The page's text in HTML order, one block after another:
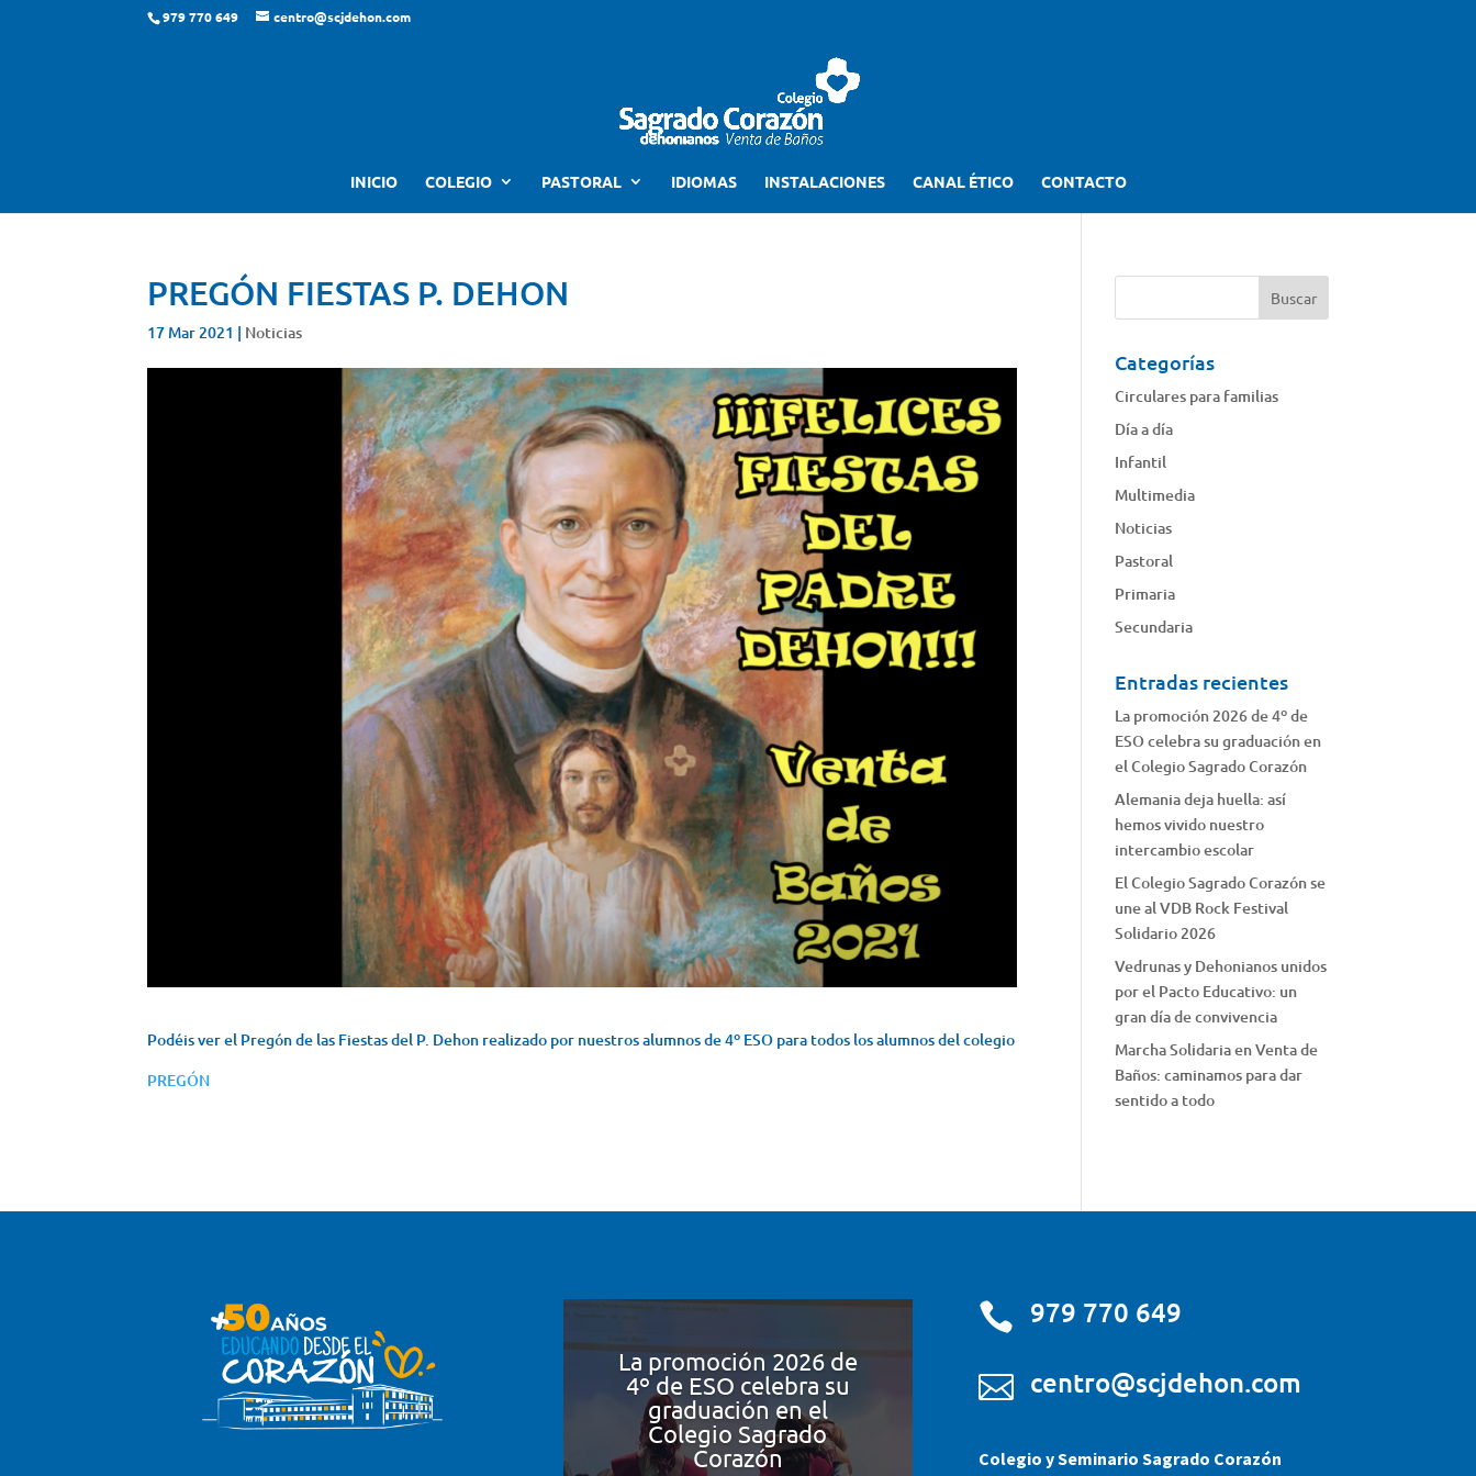
979 770 649 centro@scjdehon.com
INICIO COLEGIO PASTORAL IDIOMAS INSTALACIONES CANAL ÉTICO CONTACTO
PREGÓN FIESTAS P. DEHON
17 Mar 2021 | Noticias
Podéis ver el Pregón de las Fiestas del P. Dehon realizado por nuestros alumnos de 4º ESO para todos los alumnos del colegio
PREGÓN
Categorías
Circulares para familias
Día a día
Infantil
Multimedia
Noticias
Pastoral
Primaria
Secundaria
Entradas recientes
La promoción 2026 de 4º de
ESO celebra su graduación en
el Colegio Sagrado Corazón
Alemania deja huella: así
hemos vivido nuestro
intercambio escolar
El Colegio Sagrado Corazón se
une al VDB Rock Festival
Solidario 2026
Vedrunas y Dehonianos unidos
por el Pacto Educativo: un
gran día de convivencia
Marcha Solidaria en Venta de
Baños: caminamos para dar
sentido a todo
La promoción 2026 de
4º de ESO celebra su
graduación en el
Colegio Sagrado
Corazón
 979 770 649
 centro@scjdehon.com
Colegio y Seminario Sagrado Corazón